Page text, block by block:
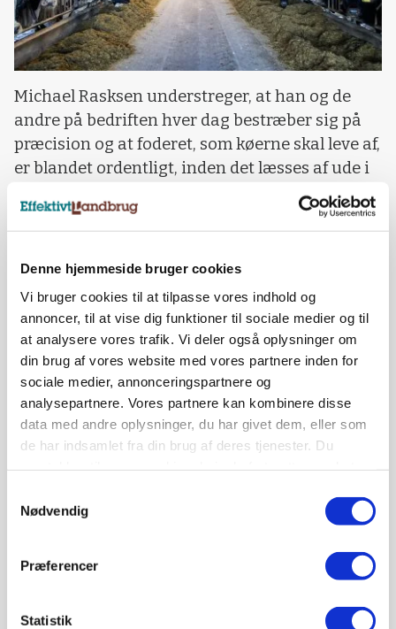
Denne hjemmeside bruger cookies
Vi bruger cookies til at tilpasse vores indhold og
annoncer, til at vise dig funktioner til sociale medier og til
at analysere vores trafik. Vi deler også oplysninger om
din brug af vores website med vores partnere inden for
sociale medier, annonceringspartnere og
analysepartnere. Vores partnere kan kombinere disse
data med andre oplysninger, du har givet dem, eller som
de har indsamlet fra din brug af deres tjenester. Du
Nødvendig
Præferencer
Statistik
Michael Rasksen understreger, at han og de
andre på bedriften hver dag bestræber sig på
præcision og at foderet, som køerne skal leve af,
er blandet ordentligt, inden det læsses af ude i
serviceaftalen, hvor Stenderup cirka hver
gennemgående eftersyn.
- Og så aftaler vi en tid, at jeg ringer en halv
time før, at jeg er færdig med den. Så kommer
han, skifter olien, tjekker den, og fortæller om
der er noget, der skal skiftes. Hver anden gang
skifter vi knivene i toppen, og hver anden gang
i bunden. Ser han et eller andet, vi skal have
lavet, så laver vi en aftale om det, siger Michael
Rasksen.